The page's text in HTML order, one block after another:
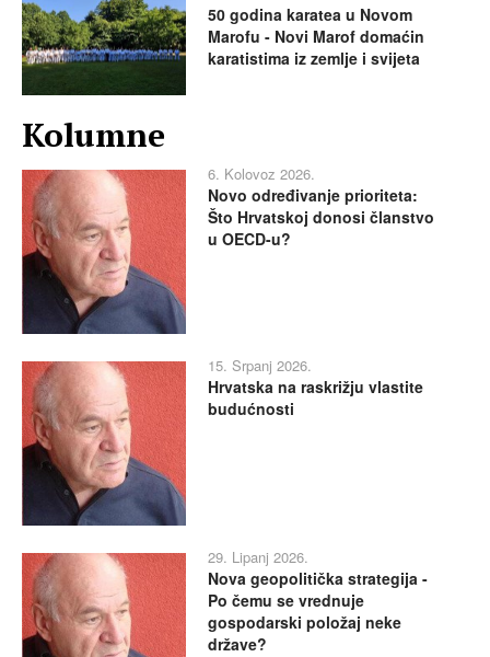
50 godina karatea u Novom
Marofu - Novi Marof domaćin
karatistima iz zemlje i svijeta
Kolumne
6. Kolovoz 2026.
Novo određivanje prioriteta:
Što Hrvatskoj donosi članstvo
u OECD-u?
15. Srpanj 2026.
Hrvatska na raskrižju vlastite
budućnosti
29. Lipanj 2026.
Nova geopolitička strategija -
Po čemu se vrednuje
gospodarski položaj neke
države?